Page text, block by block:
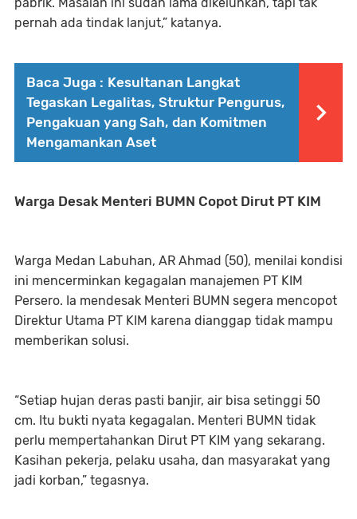
pabrik. Masalah ini sudah lama dikeluhkan, tapi tak
pernah ada tindak lanjut,” katanya.
Baca Juga : Kesultanan Langkat
Tegaskan Legalitas, Struktur Pengurus,
Pengakuan yang Sah, dan Komitmen
Mengamankan Aset
Warga Desak Menteri BUMN Copot Dirut PT KIM
Warga Medan Labuhan, AR Ahmad (50), menilai kondisi
ini mencerminkan kegagalan manajemen PT KIM
Persero. Ia mendesak Menteri BUMN segera mencopot
Direktur Utama PT KIM karena dianggap tidak mampu
memberikan solusi.
“Setiap hujan deras pasti banjir, air bisa setinggi 50
cm. Itu bukti nyata kegagalan. Menteri BUMN tidak
perlu mempertahankan Dirut PT KIM yang sekarang.
Kasihan pekerja, pelaku usaha, dan masyarakat yang
jadi korban,” tegasnya.